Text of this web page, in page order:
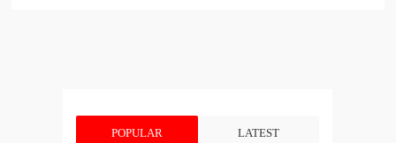
POPULAR LATEST